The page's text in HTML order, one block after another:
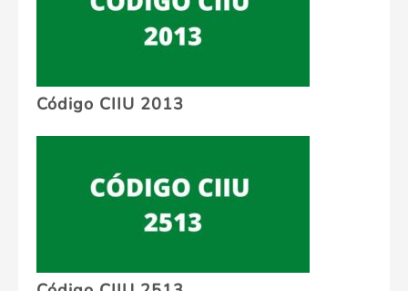
Código CIIU 2013